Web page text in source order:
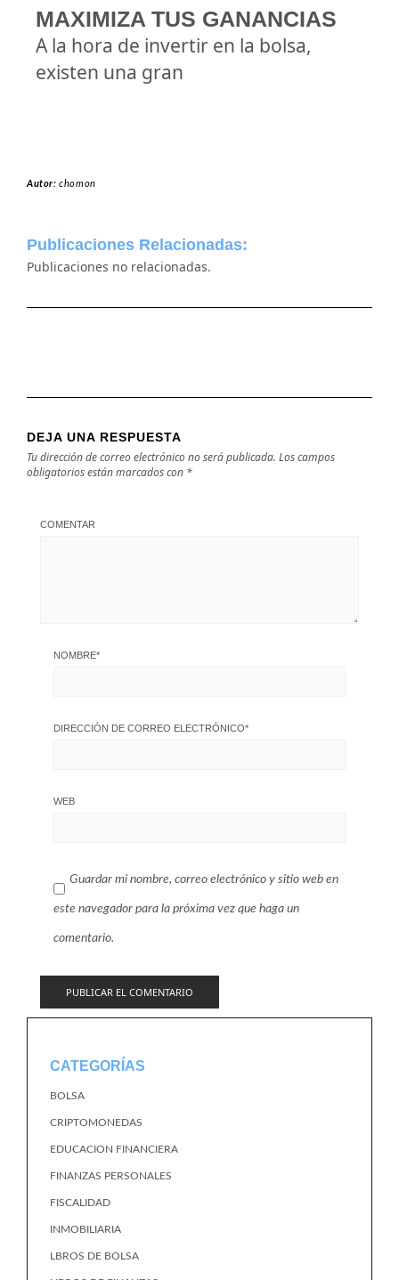
MAXIMIZA TUS GANANCIAS
A la hora de invertir en la bolsa,
existen una gran
Autor:chomon
Publicaciones Relacionadas:
Publicaciones no relacionadas.
DEJA UNA RESPUESTA
Tu dirección de correo electrónico no será publicada. Los campos
obligatorios están marcados con *
COMENTAR
NOMBRE*
DIRECCIÓN DE CORREO ELECTRÓNICO*
WEB
Guardar mi nombre, correo electrónico y sitio web en
este navegador para la próxima vez que haga un
comentario.
CATEGORÍAS
BOLSA
CRIPTOMONEDAS
EDUCACION FINANCIERA
FINANZAS PERSONALES
FISCALIDAD
INMOBILIARIA
LBROS DE BOLSA